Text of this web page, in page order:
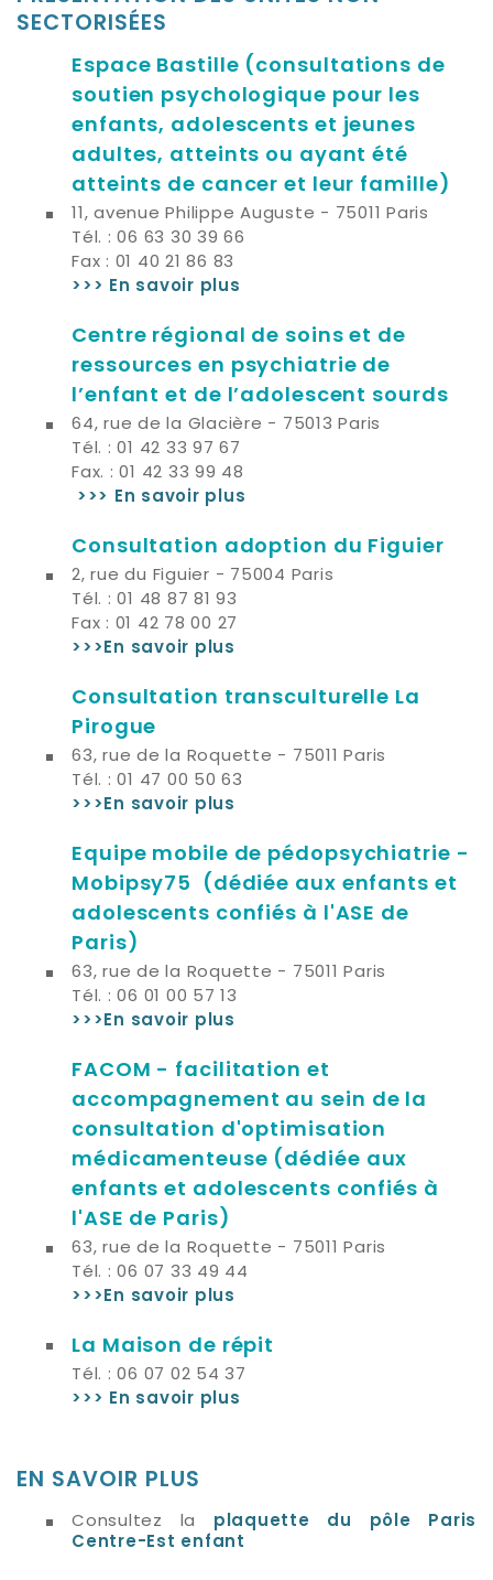
SECTORISÉES
Espace Bastille (consultations de
soutien psychologique pour les
enfants, adolescents et jeunes
adultes, atteints ou ayant été
atteints de cancer et leur famille)
11, avenue Philippe Auguste - 75011 Paris
Tél. : 06 63 30 39 66
Fax : 01 40 21 86 83
>>> En savoir plus
Centre régional de soins et de
ressources en psychiatrie de
l’enfant et de l’adolescent sourds
64, rue de la Glacière - 75013 Paris
Tél. : 01 42 33 97 67
Fax. : 01 42 33 99 48
>>> En savoir plus
Consultation adoption du Figuier
2, rue du Figuier - 75004 Paris
Tél. : 01 48 87 81 93
Fax : 01 42 78 00 27
>>>En savoir plus
Consultation transculturelle La
Pirogue
63, rue de la Roquette - 75011 Paris
Tél. : 01 47 00 50 63
>>>En savoir plus
Equipe mobile de pédopsychiatrie -
Mobipsy75 (dédiée aux enfants et
adolescents confiés à l'ASE de
Paris)
63, rue de la Roquette - 75011 Paris
Tél. : 06 01 00 57 13
>>>En savoir plus
FACOM - facilitation et
accompagnement au sein de la
consultation d'optimisation
médicamenteuse (dédiée aux
enfants et adolescents confiés à
l'ASE de Paris)
63, rue de la Roquette - 75011 Paris
Tél. : 06 07 33 49 44
>>>En savoir plus
La Maison de répit
Tél. : 06 07 02 54 37
>>> En savoir plus
EN SAVOIR PLUS
Consultez la plaquette du pôle Paris
Centre-Est enfant